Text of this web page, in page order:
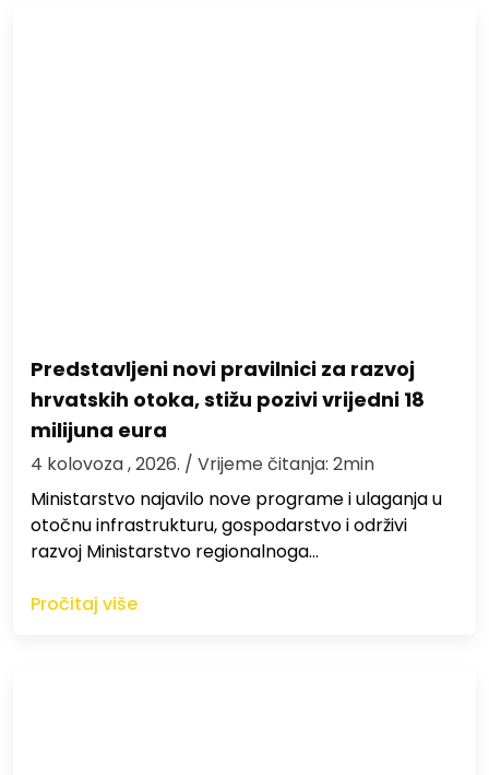
Predstavljeni novi pravilnici za razvoj
hrvatskih otoka, stižu pozivi vrijedni 18
milijuna eura
4 kolovoza , 2026. / Vrijeme čitanja: 2min
Ministarstvo najavilo nove programe i ulaganja u
otočnu infrastrukturu, gospodarstvo i održivi
razvoj Ministarstvo regionalnoga…
Pročitaj više